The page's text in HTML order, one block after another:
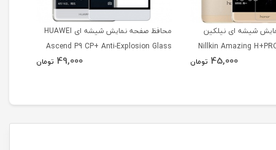
شیشه ای نیلکین
Nillkin Amazing
Proctector For
45,000 تومان
محافظ صفحه نمایش شیشه ای HUAWEI
Ascend P9 CP+ Anti-Explosion Glass
49,000 تومان